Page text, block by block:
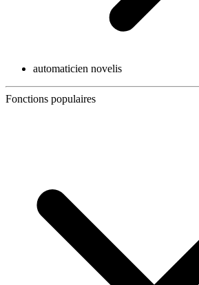
automaticien novelis
Fonctions populaires